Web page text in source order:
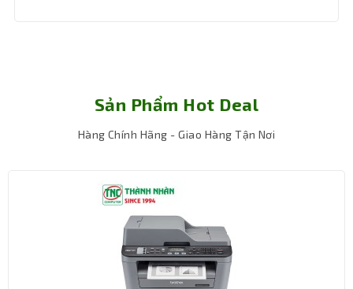
Sản Phẩm Hot Deal
Hàng Chính Hãng - Giao Hàng Tận Nơi